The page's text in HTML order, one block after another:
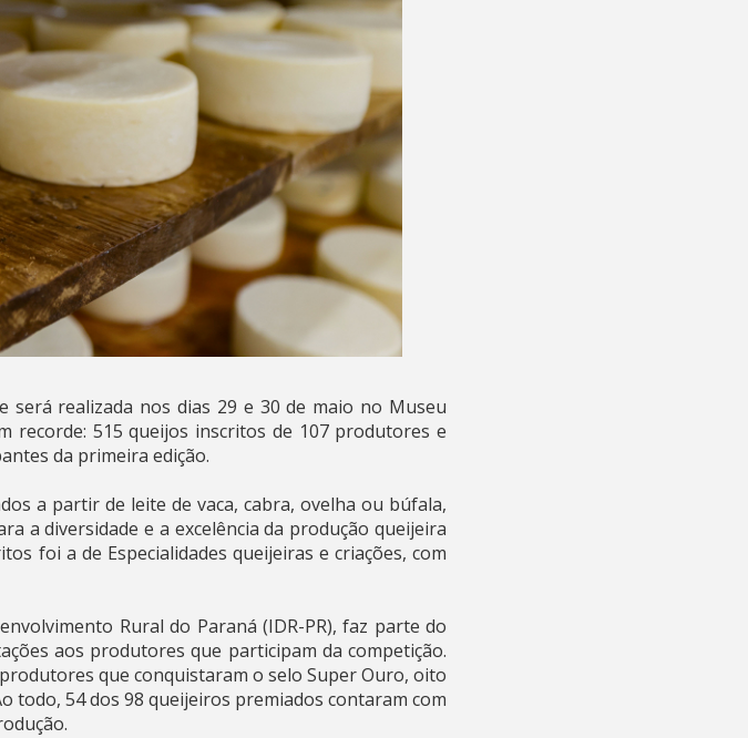
será realizada nos dias 29 e 30 de maio no Museu
recorde: 515 queijos inscritos de 107 produtores e
da primeira edição.
a partir de leite de vaca, cabra, ovelha ou búfala,
a diversidade e a excelência da produção queijeira
foi a de Especialidades queijeiras e criações, com
Rural do Paraná (IDR-PR), faz parte do
aos produtores que participam da competição.
que conquistaram o selo Super Ouro, oito
todo, 54 dos 98 queijeiros premiados contaram com